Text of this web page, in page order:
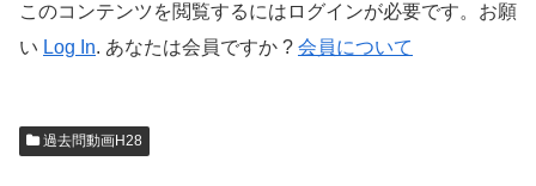
このコンテンツを閲覧するにはログインが必要です。お願
い Log In. あなたは会員ですか ? 会員について
過去問動画H28